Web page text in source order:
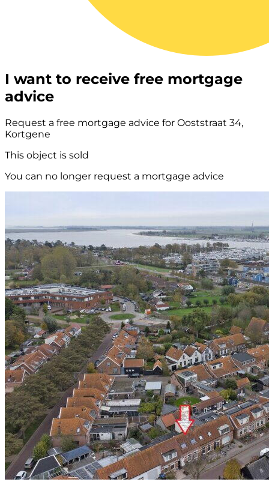
I want to receive free mortgage
advice
Request a free mortgage advice for Ooststraat 34,
Kortgene
This object is sold
You can no longer request a mortgage advice